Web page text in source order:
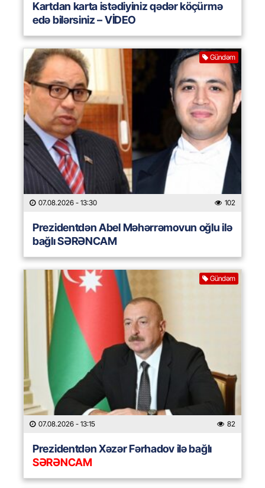
Kartdan karta istədiyiniz qədər köçürmə
edə bilərsiniz – VİDEO
Gündəm
07.08.2026 - 13:30 102
Prezidentdən Abel Məhərrəmovun oğlu ilə
bağlı SƏRƏNCAM
Gündəm
07.08.2026 - 13:15 82
Prezidentdən Xəzər Fərhadov ilə bağlı
SƏRƏNCAM